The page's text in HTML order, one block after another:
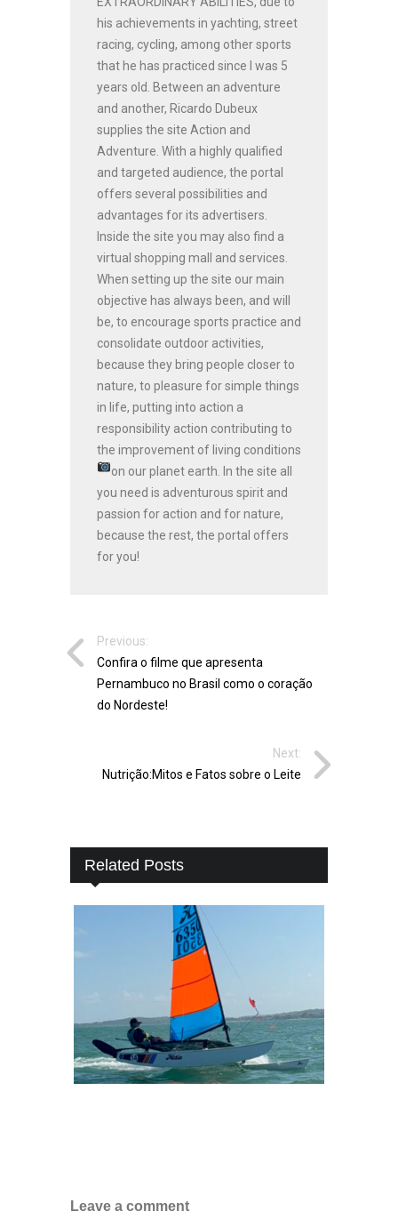
his achievements in yachting, street
racing, cycling, among other sports
that he has practiced since I was 5
years old. Between an adventure
and another, Ricardo Dubeux
supplies the site Action and
Adventure. With a highly qualified
and targeted audience, the portal
offers several possibilities and
advantages for its advertisers.
Inside the site you may also find a
virtual shopping mall and services.
When setting up the site our main
objective has always been, and will
be, to encourage sports practice and
consolidate outdoor activities,
because they bring people closer to
nature, to pleasure for simple things
in life, putting into action a
responsibility action contributing to
the improvement of living conditions
on our planet earth.
In the site all
you need is adventurous spirit and
passion for action and for nature,
because the rest, the portal offers
for you!
Previous:
Confira o filme que apresenta
Pernambuco no Brasil como o coração
do Nordeste!
Next:
Nutrição:Mitos e Fatos sobre o Leite
Related Posts
Leave a comment